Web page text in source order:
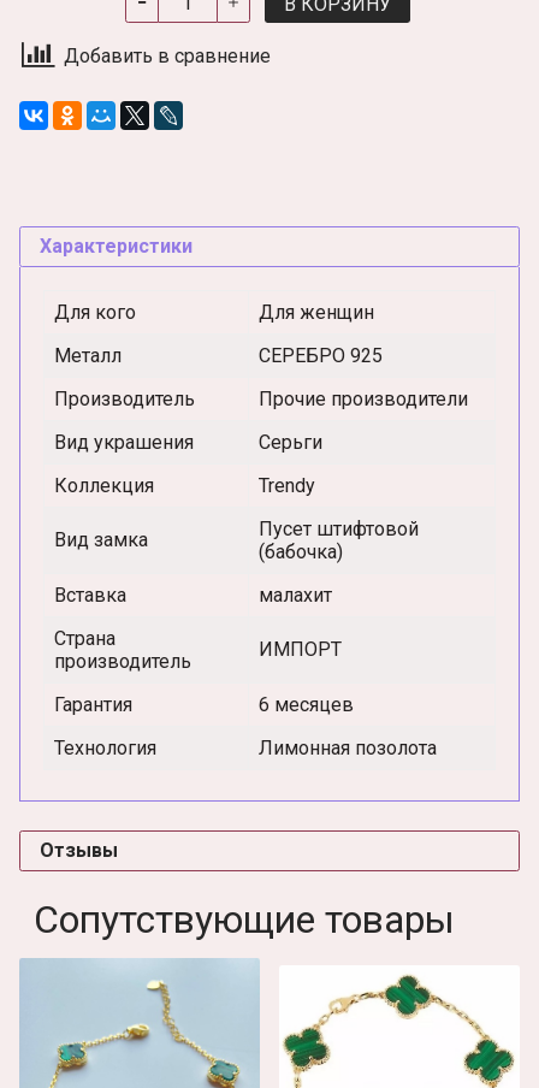
Добавить в сравнение
Характеристики
Для кого
Для женщин
Металл
СЕРЕБРО 925
Производитель
Прочие производители
Вид украшения
Серьги
Коллекция
Trendy
Вид замка
Пусет штифтовой
(бабочка)
Вставка
малахит
Страна
производитель
ИМПОРТ
Гарантия
6 месяцев
Технология
Лимонная позолота
Отзывы
Сопутствующие товары